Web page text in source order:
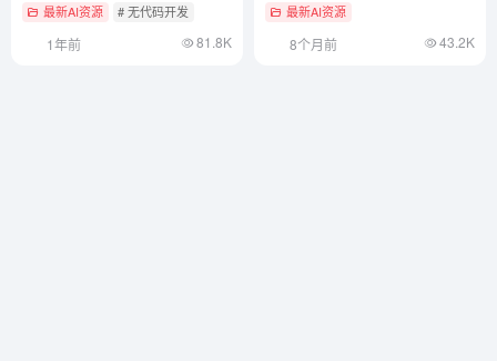
最新AI资源 # 无代码开发
1年前 81.8K
最新AI资源
8个月前 43.2K